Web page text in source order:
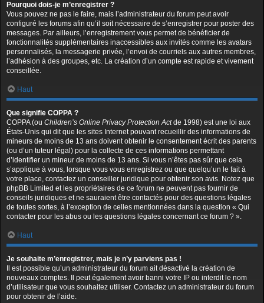
Pourquoi dois-je m’enregistrer ?
Vous pouvez ne pas le faire, mais l’administrateur du forum peut avoir
configuré les forums afin qu’il soit nécessaire de s’enregistrer pour poster des
messages. Par ailleurs, l’enregistrement vous permet de bénéficier de
fonctionnalités supplémentaires inaccessibles aux invités comme les avatars
personnalisés, la messagerie privée, l’envoi de courriels aux autres membres,
l’adhésion à des groupes, etc. La création d’un compte est rapide et vivement
conseillée.
Haut
Que signifie COPPA ?
COPPA (ou Children’s Online Privacy Protection Actde 1998) est une loi aux
États-Unis qui dit que les sites Internet pouvant recueillir des informations de
mineurs de moins de 13 ans doivent obtenir le consentement écrit des parents
(ou d’un tuteur légal) pour la collecte de ces informations permettant
d’identifier un mineur de moins de 13 ans. Si vous n’êtes pas sûr que cela
s’applique à vous, lorsque vous vous enregistrez ou que quelqu’un le fait à
votre place, contactez un conseiller juridique pour obtenir son avis. Notez que
phpBB Limited et les propriétaires de ce forum ne peuvent pas fournir de
conseils juridiques et ne sauraient être contactés pour des questions légales
de toutes sortes, à l’exception de celles mentionnées dans la question « Qui
contacter pour les abus ou les questions légales concernant ce forum ? ».
Haut
Je souhaite m’enregistrer, mais je n’y parviens pas !
Il est possible qu’un administrateur du forum ait désactivé la création de
nouveaux comptes. Il peut également avoir banni votre IP ou interdit le nom
d’utilisateur que vous souhaitez utiliser. Contactez un administrateur du forum
pour obtenir de l’aide.